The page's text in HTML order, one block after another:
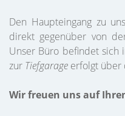
Den Haupteingang zu
direkt gegenüber von
Unser Büro befindet sich
zur Tiefgarage erfolgt über
Wir freuen uns auf